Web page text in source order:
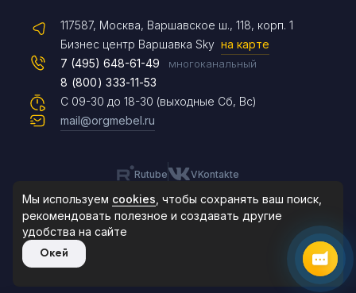
117587, Москва, Варшавское ш., 118, корп. 1
Бизнес центр Варшавка Sky на карте
С 09-30 до 18-30 (выходные Сб, Вс)
7 (495) 648-61-49 многоканальный
8 (800) 333-11-53
mail@orgmebel.ru
Rutube VKontakte
Продажа офисной мебели.
Все права защищены.
Max
Чат на сайте
8 (495) 183-47-87
По будням с 09:30 до 18:30
Мы используем cookies , чтобы сохранять ваш поиск,
рекомендовать полезное и создавать другие
удобства на сайте
Окей